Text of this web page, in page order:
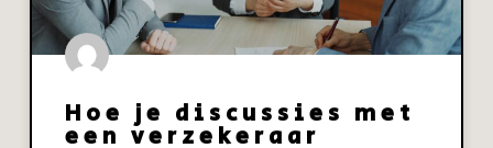
Hoe je discussies met
een verzekeraar